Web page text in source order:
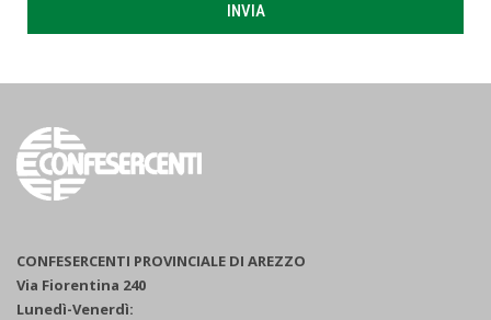
INVIA
CONFESERCENTI PROVINCIALE DI AREZZO
Via Fiorentina 240
Lunedì-Venerdì: